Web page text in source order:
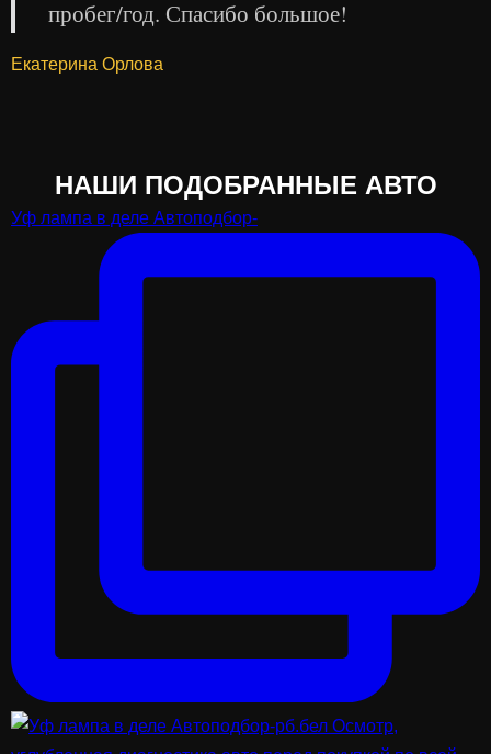
пробег/год. Спасибо большое!
Екатерина Орлова
НАШИ ПОДОБРАННЫЕ АВТО
Уф лампа в деле Автоподбор-